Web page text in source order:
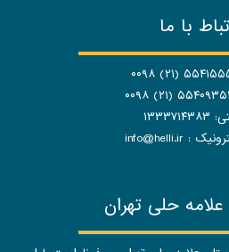
با ما
:
info@helli.ir
علامه حلی تهران